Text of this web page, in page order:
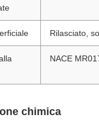
Rilasciato,
NACE
chimica